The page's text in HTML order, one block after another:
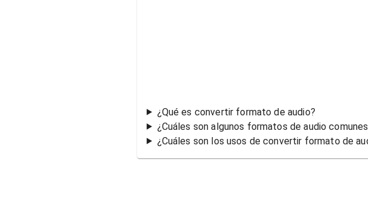
¿Qué es convertir formato de audio?
¿Cuáles son algunos formatos de audio
¿Cuáles son los usos de convertir formato de